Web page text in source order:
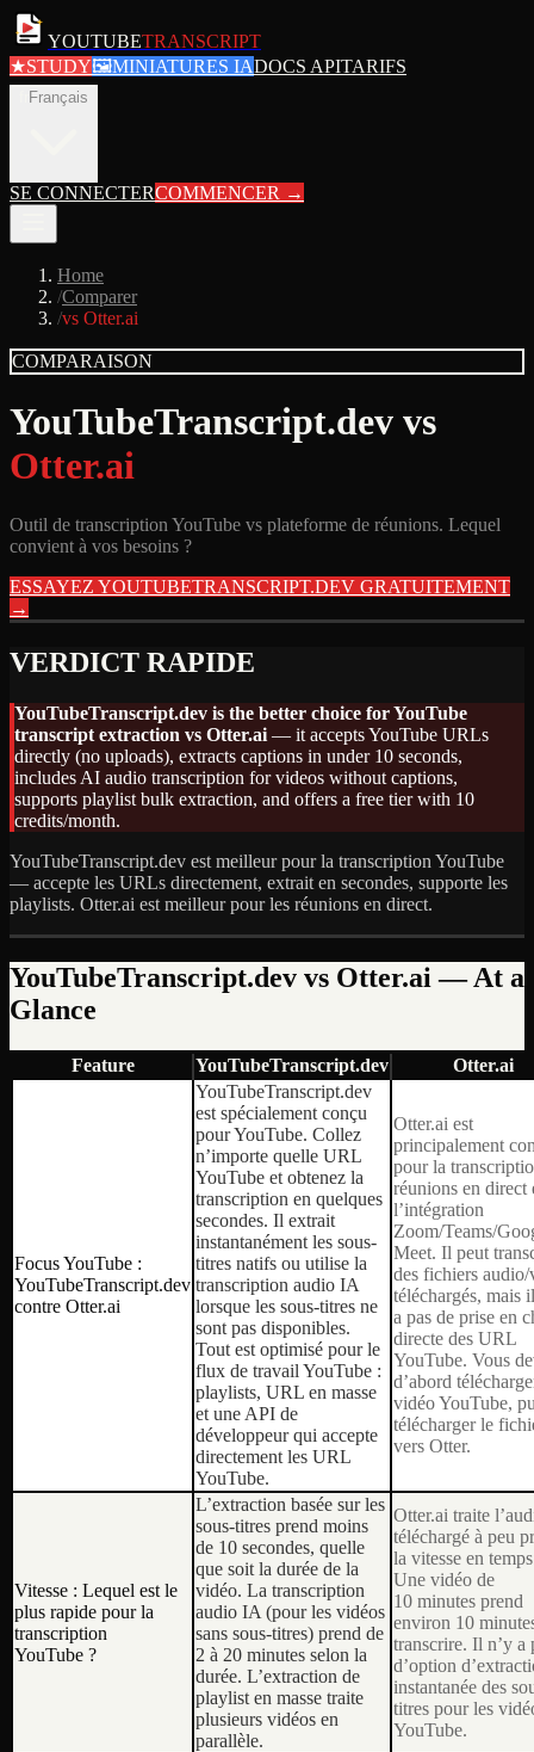
YOUTUBETRANSCRIPT
★STUDY🖼MINIATURES IADOCS APITARIFS
Français
SE CONNECTERCOMMENCER →
Home
/Comparer
/vs Otter.ai
COMPARAISON
YouTubeTranscript.dev vs
Otter.ai
Outil de transcription YouTube vs plateforme de réunions. Lequel
convient à vos besoins ?
ESSAYEZ YOUTUBETRANSCRIPT.DEV GRATUITEMENT
→
VERDICT RAPIDE
YouTubeTranscript.dev is the better choice for YouTube
transcript extraction vs Otter.ai — it accepts YouTube URLs
directly (no uploads), extracts captions in under 10 seconds,
includes AI audio transcription for videos without captions,
supports playlist bulk extraction, and offers a free tier with 10
credits/month.
YouTubeTranscript.dev est meilleur pour la transcription YouTube
— accepte les URLs directement, extrait en secondes, supporte les
playlists. Otter.ai est meilleur pour les réunions en direct.
YouTubeTranscript.dev vs Otter.ai — At a
Glance
Feature YouTubeTranscript.dev Otter.ai
Focus YouTube :
YouTubeTranscript.dev
contre Otter.ai
YouTubeTranscript.dev
est spécialement conçu
pour YouTube. Collez
n’importe quelle URL
YouTube et obtenez la
transcription en quelques
secondes. Il extrait
instantanément les sous-
titres natifs ou utilise la
transcription audio IA
lorsque les sous-titres ne
sont pas disponibles.
Tout est optimisé pour le
flux de travail YouTube :
playlists, URL en masse
et une API de
développeur qui accepte
directement les URL
YouTube.
Otter.ai est
principalement
pour la
réunions en direct
l’intégration
Zoom/Teams/
Meet. Il peut
des fichiers
téléchargés, mais
a pas de prise en
directe des URL
YouTube. Vous
d’abord
vidéo YouTube,
télécharger le
vers Otter.
Vitesse : Lequel est le
plus rapide pour la
transcription
YouTube ?
L’extraction basée sur les
sous-titres prend moins
de 10 secondes, quelle
que soit la durée de la
vidéo. La transcription
audio IA (pour les vidéos
sans sous-titres) prend de
2 à 20 minutes selon la
durée. L’extraction de
playlist en masse traite
plusieurs vidéos en
parallèle.
Otter.ai traite
téléchargé à peu
la vitesse en
Une vidéo de
10 minutes prend
environ 10
transcrire. Il n’y a
d’option
instantanée des
titres pour les
YouTube.